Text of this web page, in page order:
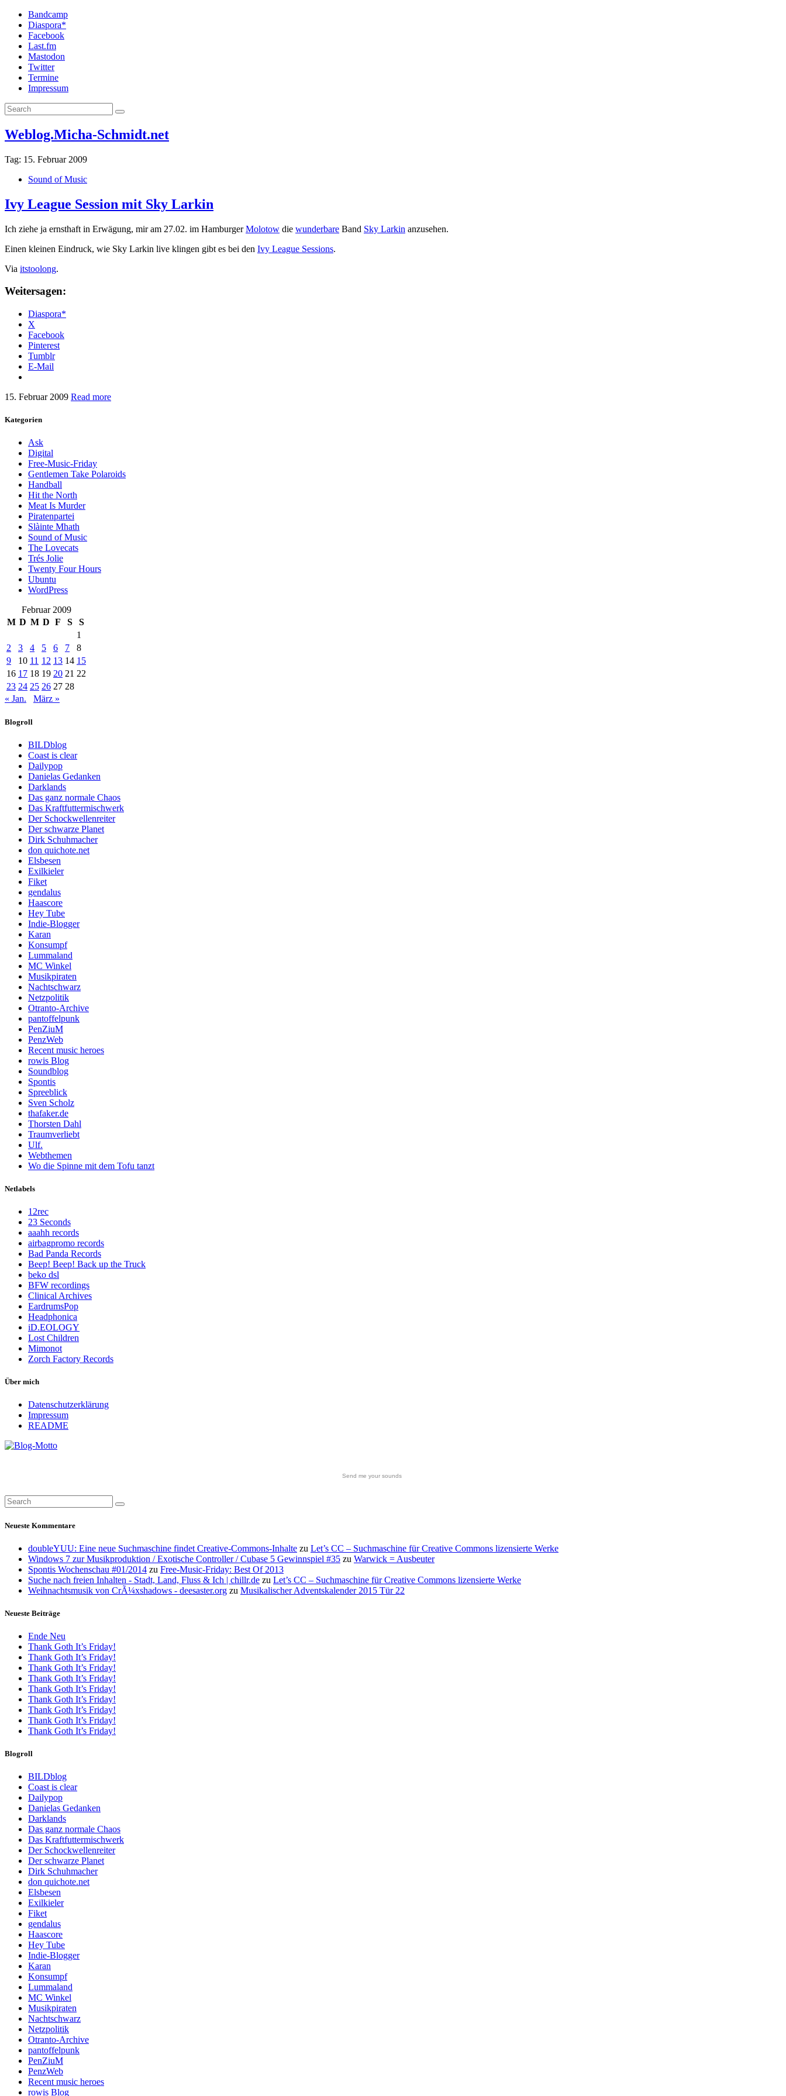
Bandcamp
Diaspora*
Facebook
Last.fm
Mastodon
Twitter
Termine
Impressum
Weblog.Micha-Schmidt.net
Tag: 15. Februar 2009
Sound of Music
Ivy League Session mit Sky Larkin
Ich ziehe ja ernsthaft in Erwägung, mir am 27.02. im HamburgerMolotow die wunderbare Band Sky Larkin anzusehen.
Einen kleinen Eindruck, wie Sky Larkin live klingen gibt es bei den Ivy League Sessions.
Via itstoolong.
Weitersagen:
Diaspora*
X
Facebook
Pinterest
Tumblr
E-Mail
15. Februar 2009 Read more
Kategorien
Ask
Digital
Free-Music-Friday
Gentlemen Take Polaroids
Handball
Hit the North
Meat Is Murder
Piratenpartei
Slàinte Mhath
Sound of Music
The Lovecats
Trés Jolie
Twenty Four Hours
Ubuntu
WordPress
Februar 2009
M D M D F S
S
1
2
3 4 5 6 7
8
9
10 11 12 13 14 15
16 17 18 19 20 21 22
23 24 25 26 27 28
« Jan.
März »
Blogroll
BILDblog
Coast is clear
Dailypop
Danielas Gedanken
Darklands
Das ganz normale Chaos
Das Kraftfuttermischwerk
Der Schockwellenreiter
Der schwarze Planet
Dirk Schuhmacher
don quichote.net
Elsbesen
Exilkieler
Fiket
gendalus
Haascore
Hey Tube
Indie-Blogger
Karan
Konsumpf
Lummaland
MC Winkel
Musikpiraten
Nachtschwarz
Netzpolitik
Otranto-Archive
pantoffelpunk
PenZiuM
PenzWeb
Recent music heroes
rowis Blog
Soundblog
Spontis
Spreeblick
Sven Scholz
thafaker.de
Thorsten Dahl
Traumverliebt
Ulf.
Webthemen
Wo die Spinne mit dem Tofu tanzt
Netlabels
12rec
23 Seconds
aaahh records
airbagpromo records
Bad Panda Records
Beep! Beep! Back up the Truck
beko dsl
BFW recordings
Clinical Archives
EardrumsPop
Headphonica
iD.EOLOGY
Lost Children
Mimonot
Zorch Factory Records
Über mich
Datenschutzerklärung
Impressum
README
Send me your sounds
Neueste Kommentare
doubleYUU: Eine neue Suchmaschine findet Creative-Commons-Inhalte zu Let’s CC – Suchmaschine für Creative Commons lizensierte Werke
Windows 7 zur Musikproduktion / Exotische Controller / Cubase 5 Gewinnspiel #35 zu Warwick = Ausbeuter
Spontis Wochenschau #01/2014 zu Free-Music-Friday: Best Of 2013
Suche nach freien Inhalten - Stadt, Land, Fluss & Ich | chillr.de zu Let’s CC – Suchmaschine für Creative Commons lizensierte Werke
Weihnachtsmusik von CrÃ¼xshadows - deesaster.org zu Musikalischer Adventskalender 2015 Tür 22
Neueste Beiträge
Ende Neu
Thank Goth It’s Friday!
Thank Goth It’s Friday!
Thank Goth It’s Friday!
Thank Goth It’s Friday!
Thank Goth It’s Friday!
Thank Goth It’s Friday!
Thank Goth It’s Friday!
Thank Goth It’s Friday!
Thank Goth It’s Friday!
Blogroll
BILDblog
Coast is clear
Dailypop
Danielas Gedanken
Darklands
Das ganz normale Chaos
Das Kraftfuttermischwerk
Der Schockwellenreiter
Der schwarze Planet
Dirk Schuhmacher
don quichote.net
Elsbesen
Exilkieler
Fiket
gendalus
Haascore
Hey Tube
Indie-Blogger
Karan
Konsumpf
Lummaland
MC Winkel
Musikpiraten
Nachtschwarz
Netzpolitik
Otranto-Archive
pantoffelpunk
PenZiuM
PenzWeb
Recent music heroes
rowis Blog